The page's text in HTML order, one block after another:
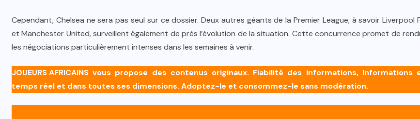
Cependant, Chelsea ne sera pas seul sur ce dossier. Deux autres géants de la Premier League, à savoir Liverpool
et Manchester United, surveillent également de près l’évolution de la situation. Cette concurrence promet de
les négociations particulièrement intenses dans les semaines à venir.
JOUEURS AFRICAINS vous propose des contenus originaux. Fiabilité des informations, Informations
temps réel et dans toutes ses dimensions. Adoptez-le et consommez-le sans modération.